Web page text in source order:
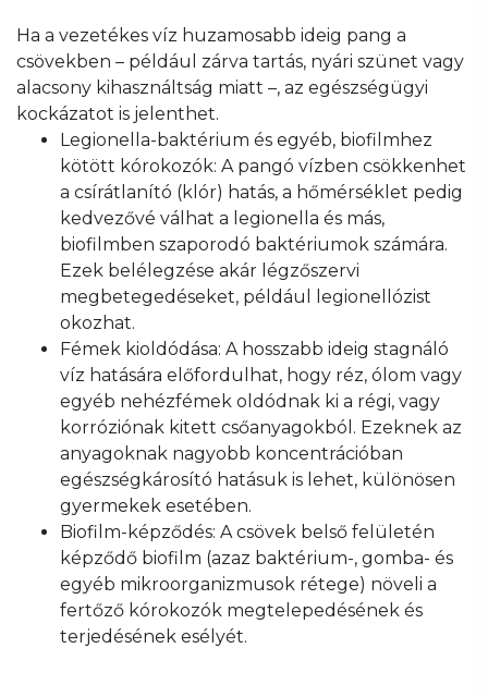
Ha a vezetékes víz huzamosabb ideig pang a
csövekben – például zárva tartás, nyári szünet vagy
alacsony kihasználtság miatt –, az egészségügyi
kockázatot is jelenthet.
Legionella-baktérium és egyéb, biofilmhez
kötött kórokozók: A pangó vízben csökkenhet
a csírátlanító (klór) hatás, a hőmérséklet pedig
kedvezővé válhat a legionella és más,
biofilmben szaporodó baktériumok számára.
Ezek belélegzése akár légzőszervi
megbetegedéseket, például legionellózist
okozhat.
Fémek kioldódása: A hosszabb ideig stagnáló
víz hatására előfordulhat, hogy réz, ólom vagy
egyéb nehézfémek oldódnak ki a régi, vagy
korróziónak kitett csőanyagokból. Ezeknek az
anyagoknak nagyobb koncentrációban
egészségkárosító hatásuk is lehet, különösen
gyermekek esetében.
Biofilm-képződés: A csövek belső felületén
képződő biofilm (azaz baktérium-, gomba- és
egyéb mikroorganizmusok rétege) növeli a
fertőző kórokozók megtelepedésének és
terjedésének esélyét.